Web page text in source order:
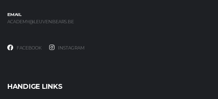
EMAIL
ACADEMY@LEUVENBEARS.BE
FACEBOOK INSTAGRAM
HANDIGE LINKS